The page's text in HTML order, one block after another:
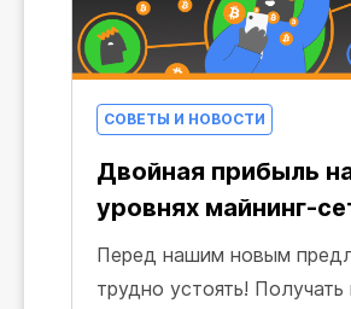
СОВЕТЫ И НОВОСТИ
Двойная прибыль
уровнях майнинг-
Перед нашим новым
трудно устоять! Получать